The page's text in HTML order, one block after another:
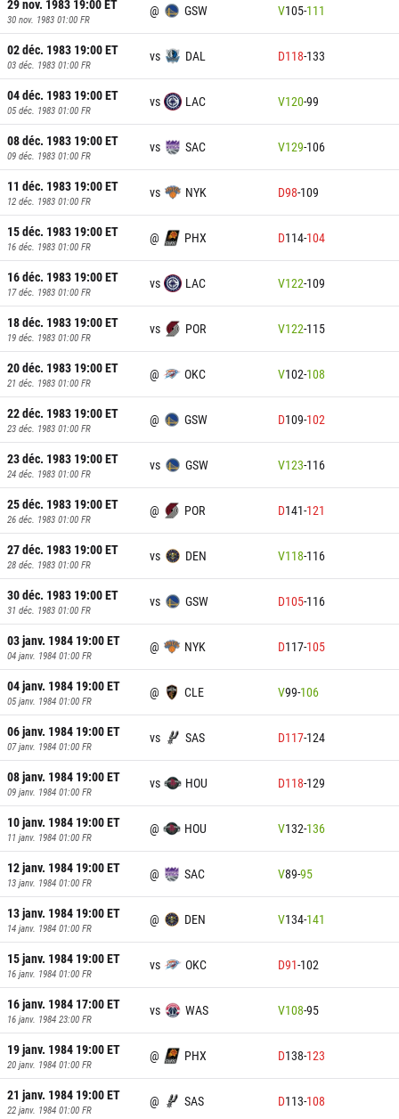
29 nov. 1983 19:00ET
30 nov. 1983 01:00 FR
@ GSW V105-111
02 déc. 1983 19:00ET
03 déc. 1983 01:00 FR
vs DAL D118-133
04 déc. 1983 19:00ET
05 déc. 1983 01:00 FR
vs LAC V120-99
08 déc. 1983 19:00ET
09 déc. 1983 01:00 FR
vs SAC V129-106
11 déc. 1983 19:00ET
12 déc. 1983 01:00 FR
vs NYK D98-109
15 déc. 1983 19:00ET
16 déc. 1983 01:00 FR
@ PHX D114-104
16 déc. 1983 19:00ET
17 déc. 1983 01:00 FR
vs LAC V122-109
18 déc. 1983 19:00ET
19 déc. 1983 01:00 FR
vs POR V122-115
20 déc. 1983 19:00ET
21 déc. 1983 01:00 FR
@ OKC V102-108
22 déc. 1983 19:00ET
23 déc. 1983 01:00 FR
@ GSW D109-102
23 déc. 1983 19:00ET
24 déc. 1983 01:00 FR
vs GSW V123-116
25 déc. 1983 19:00ET
26 déc. 1983 01:00 FR
@ POR D141-121
27 déc. 1983 19:00ET
28 déc. 1983 01:00 FR
vs DEN V118-116
30 déc. 1983 19:00ET
31 déc. 1983 01:00 FR
vs GSW D105-116
03 janv. 1984 19:00ET
04 janv. 1984 01:00 FR
@ NYK D117-105
04 janv. 1984 19:00ET
05 janv. 1984 01:00 FR
@ CLE V99-106
06 janv. 1984 19:00ET
07 janv. 1984 01:00 FR
vs SAS D117-124
08 janv. 1984 19:00ET
09 janv. 1984 01:00 FR
vs HOU D118-129
10 janv. 1984 19:00ET
11 janv. 1984 01:00 FR
@ HOU V132-136
12 janv. 1984 19:00ET
13 janv. 1984 01:00 FR
@ SAC V89-95
13 janv. 1984 19:00ET
14 janv. 1984 01:00 FR
@ DEN V134-141
15 janv. 1984 19:00ET
16 janv. 1984 01:00 FR
vs OKC D91-102
16 janv. 1984 17:00ET
16 janv. 1984 23:00 FR
vs WAS V108-95
19 janv. 1984 19:00ET
20 janv. 1984 01:00 FR
@ PHX D138-123
21 janv. 1984 19:00ET
22 janv. 1984 01:00 FR
@ SAS D113-108